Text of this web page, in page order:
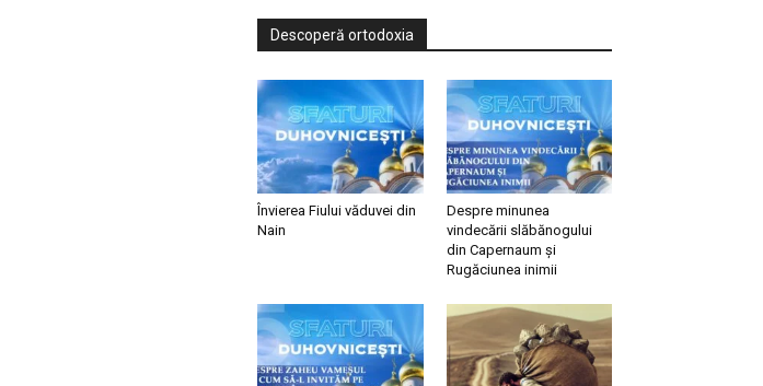
Descoperă ortodoxia
Învierea Fiului văduvei din
Nain
Despre minunea
vindecării slăbănogului
din Capernaum și
Rugăciunea inimii